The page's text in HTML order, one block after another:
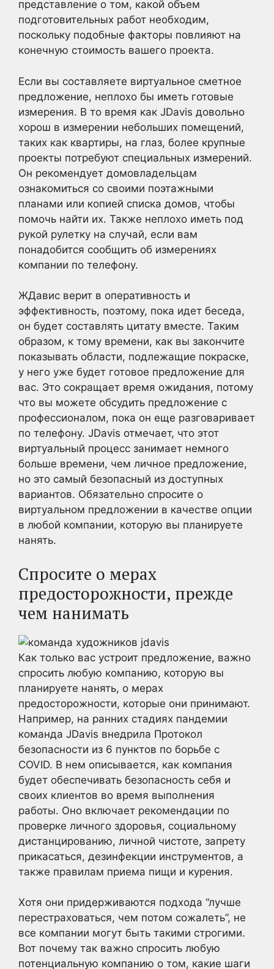
представление о том, какой объем
подготовительных работ необходим,
поскольку подобные факторы повлияют на
конечную стоимость вашего проекта.
Если вы составляете виртуальное сметное
предложение, неплохо бы иметь готовые
измерения. В то время как JDavis довольно
хорош в измерении небольших помещений,
таких как квартиры, на глаз, более крупные
проекты потребуют специальных измерений.
Он рекомендует домовладельцам
ознакомиться со своими поэтажными
планами или копией списка домов, чтобы
помочь найти их. Также неплохо иметь под
рукой рулетку на случай, если вам
понадобится сообщить об измерениях
компании по телефону.
ЖДавис верит в оперативность и
эффективность, поэтому, пока идет беседа,
он будет составлять цитату вместе. Таким
образом, к тому времени, как вы закончите
показывать области, подлежащие покраске,
у него уже будет готовое предложение для
вас. Это сокращает время ожидания, потому
что вы можете обсудить предложение с
профессионалом, пока он еще разговаривает
по телефону. JDavis отмечает, что этот
виртуальный процесс занимает немного
больше времени, чем личное предложение,
но это самый безопасный из доступных
вариантов. Обязательно спросите о
виртуальном предложении в качестве опции
в любой компании, которую вы планируете
нанять.
Спросите о мерах
предосторожности, прежде
чем нанимать
Как только вас устроит предложение, важно
спросить любую компанию, которую вы
планируете нанять, о мерах
предосторожности, которые они принимают.
Например, на ранних стадиях пандемии
команда JDavis внедрила Протокол
безопасности из 6 пунктов по борьбе с
COVID. В нем описывается, как компания
будет обеспечивать безопасность себя и
своих клиентов во время выполнения
работы. Оно включает рекомендации по
проверке личного здоровья, социальному
дистанцированию, личной чистоте, запрету
прикасаться, дезинфекции инструментов, а
также правилам приема пищи и курения.
Хотя они придерживаются подхода “лучше
перестраховаться, чем потом сожалеть”, не
все компании могут быть такими строгими.
Вот почему так важно спросить любую
потенциальную компанию о том, какие шаги